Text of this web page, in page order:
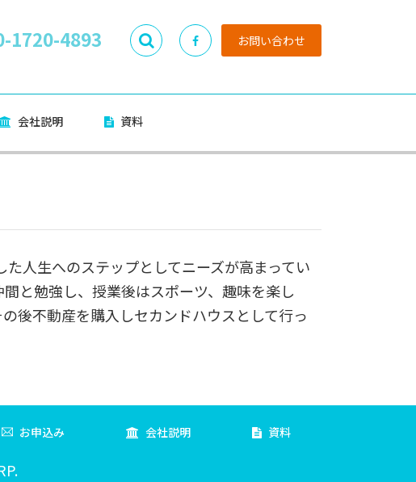
1720-4893 お問い合わせ
会社説明 資料
人生へのステップとしてニーズが高まってい
と勉強し、授業後はスポーツ、趣味を楽し
後不動産を購入しセカンドハウスとして行っ
お申込み 会社説明 資料